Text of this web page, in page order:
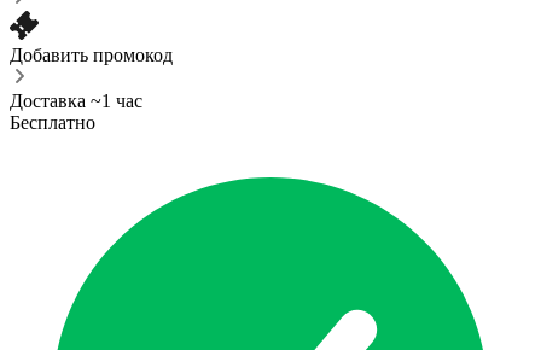
Добавить промокод
Доставка ~1 час
Бесплатно